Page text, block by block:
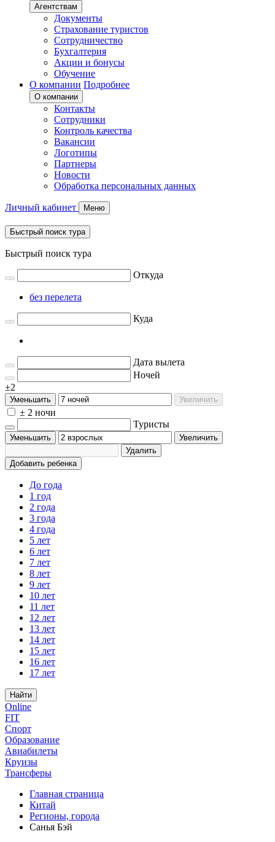
Агентствам
Документы
Страхование туристов
Сотрудничество
Бухгалтерия
Акции и бонусы
Обучение
О компании Подробнее
О компании
Контакты
Сотрудники
Контроль качества
Вакансии
Логотипы
Партнеры
Новости
Обработка персональных данных
Личный кабинет Меню
Быстрый поиск тура
Быстрый поиск тура
Откуда
без перелета
Куда
Дата вылета
Ночей
±2
Уменьшить Увеличить
± 2 ночи
Туристы
Уменьшить
Увеличить
Удалить
Добавить ребенка
До года
1 год
2 года
3 года
4 года
5 лет
6 лет
7 лет
8 лет
9 лет
10 лет
11 лет
12 лет
13 лет
14 лет
15 лет
16 лет
17 лет
Найти
Online
FIT
Спорт
Образование
Авиабилеты
Круизы
Трансферы
Главная страница
Китай
Регионы, города
Санья Бэй